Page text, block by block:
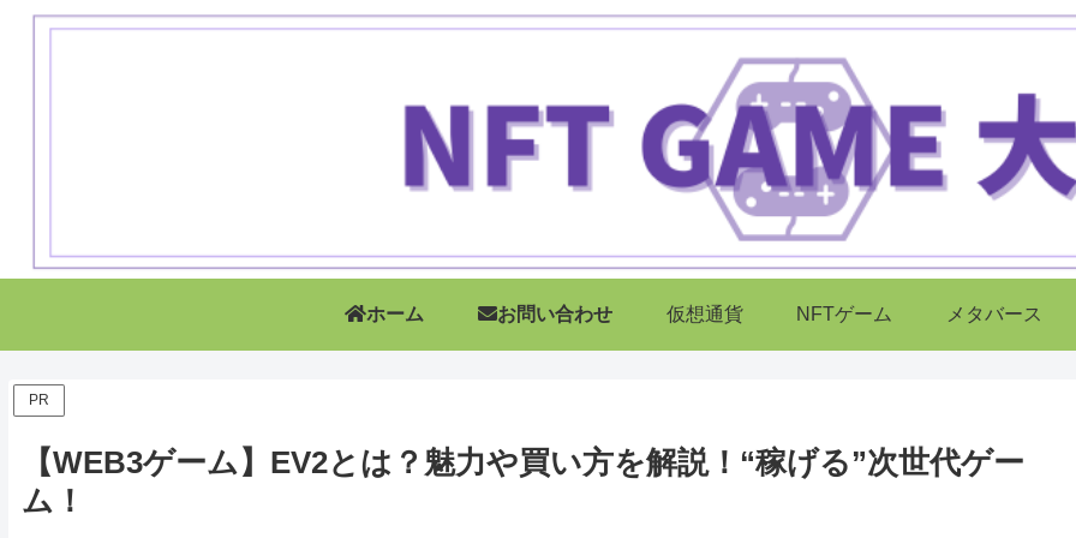
ホーム お問い合わせ 仮想通貨 NFTゲーム メタバース
PR
【WEB3ゲーム】EV2とは？魅力や買い方を解説！“稼げる”次世代ゲー
ム！